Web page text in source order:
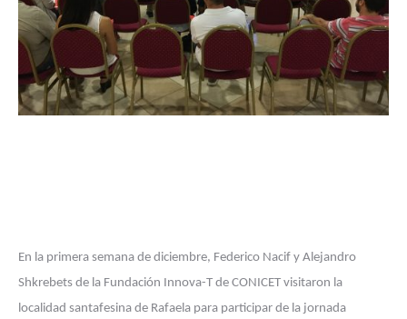
En la primera semana de diciembre, Federico Nacif y Alejandro
Shkrebets de la Fundación Innova-T de CONICET visitaron la
localidad santafesina de Rafaela para participar de la jornada